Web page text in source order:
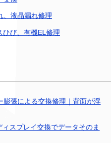
、液晶漏れ修理
ひび、有機EL修理
膨張による交換修理｜背面が浮
スプレイ交換でデータそのま